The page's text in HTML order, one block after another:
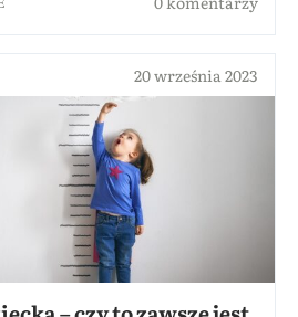
20 września 2023